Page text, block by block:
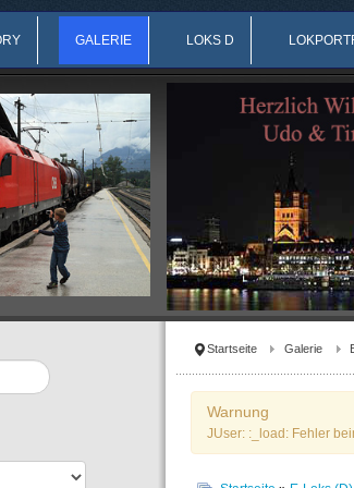
GALERIE LOKS D
Startseite Galerie
Warnung
JUser: :_load: Fehler